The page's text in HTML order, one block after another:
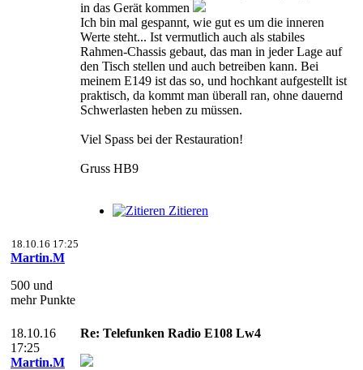
in das Gerät kommen
Ich bin mal gespannt, wie gut es um die inneren
Werte steht... Ist vermutlich auch als stabiles
Rahmen-Chassis gebaut, das man in jeder Lage auf
den Tisch stellen und auch betreiben kann. Bei
meinem E149 ist das so, und hochkant aufgestellt ist
praktisch, da kommt man überall ran, ohne dauernd
Schwerlasten heben zu müssen.
Viel Spass bei der Restauration!
Gruss HB9
Zitieren
18.10.16 17:25
Martin.M
500 und
mehr Punkte
18.10.16
17:25
Martin.M
Re: Telefunken Radio E108 Lw4